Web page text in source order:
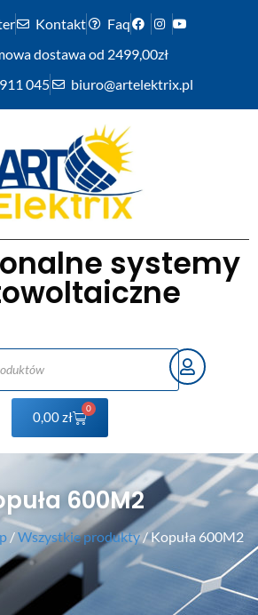
Kontakt
Faq
dostawa od 2499,00zł
045
biuro@artelektrix.pl
systemy
0,00zł
0
600M2
/Wszystkie produkty/ Kopuła 600M2